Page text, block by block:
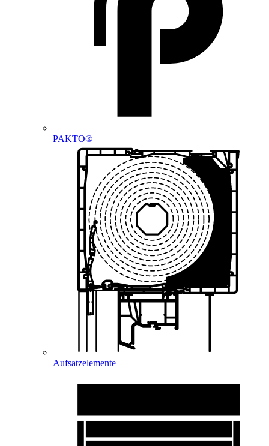
PAKTO®
Aufsatzelemente